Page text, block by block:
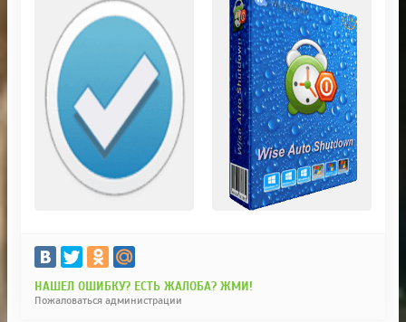
НАШЕЛ ОШИБКУ? ЕСТЬ ЖАЛОБА? ЖМИ!
Пожаловаться администрации